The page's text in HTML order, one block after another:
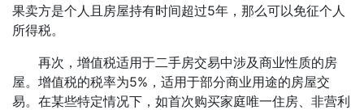
果卖方是个人且房屋持有时间超过5年，那么可以免征个人
所得税。
再次，增值税适用于二手房交易中涉及商业性质的房
屋。增值税的税率为5%，适用于部分商业用途的房屋交
易。在某些特定情况下，如首次购买家庭唯一住房、非营利